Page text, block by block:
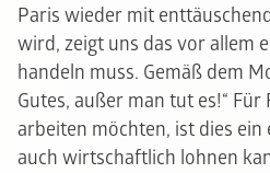
Paris wieder mit
wird, zeigt uns das vor allem
handeln muss. Gemäß dem
Gutes, außer man tut es!“
arbeiten möchten, ist dies ein
auch wirtschaftlich lohnen